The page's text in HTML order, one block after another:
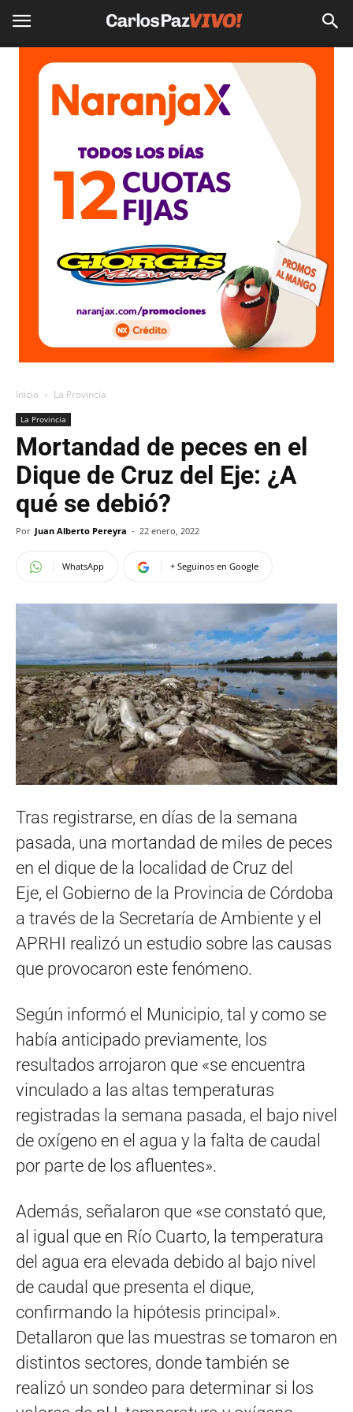
Inicio La Provincia
La Provincia
Mortandad de peces en el
Dique de Cruz del Eje: ¿A
qué se debió?
Por Juan Alberto Pereyra - 22 enero, 2022
WhatsApp + Seguinos en Google
Tras registrarse, en días de la semana
pasada, una mortandad de miles de peces
en el dique de la localidad de Cruz del
Eje, el Gobierno de la Provincia de Córdoba
a través de la Secretaría de Ambiente y el
APRHI realizó un estudio sobre las causas
que provocaron este fenómeno.
Según informó el Municipio, tal y como se
había anticipado previamente, los
resultados arrojaron que «se encuentra
vinculado a las altas temperaturas
registradas la semana pasada, el bajo nivel
de oxígeno en el agua y la falta de caudal
por parte de los afluentes».
Además, señalaron que «se constató que,
al igual que en Río Cuarto, la temperatura
del agua era elevada debido al bajo nivel
de caudal que presenta el dique,
confirmando la hipótesis principal».
Detallaron que las muestras se tomaron en
distintos sectores, donde también se
realizó un sondeo para determinar si los